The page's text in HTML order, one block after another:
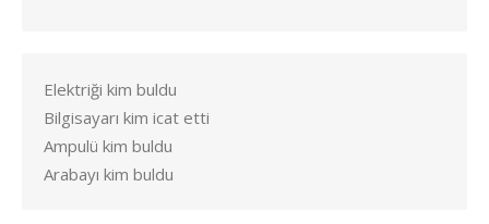
Elektriği kim buldu
Bilgisayarı kim icat etti
Ampulü kim buldu
Arabayı kim buldu